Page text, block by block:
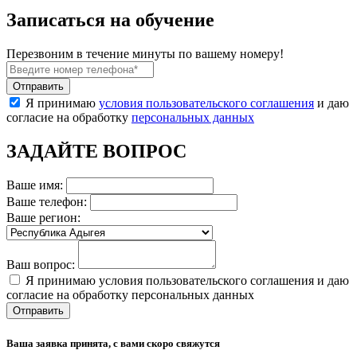
Записаться на обучение
Перезвоним в течение минуты по вашему номеру!
Я принимаю условия пользовательского соглашения и даю
согласие на обработку персональных данных
ЗАДАЙТЕ ВОПРОС
Ваше имя:
Ваше телефон:
Ваше регион:
Ваш вопрос:
Я принимаю условия пользовательского соглашения и даю
согласие на обработку персональных данных
Ваша заявка принята, с вами скоро свяжутся